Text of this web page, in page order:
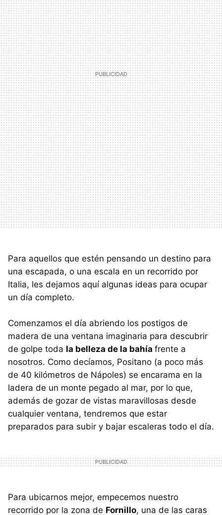
Para aquellos que estén pensando un destino para
una escapada, o una escala en un recorrido por
Italia, les dejamos aquí algunas ideas para ocupar
un día completo.
Comenzamos el día abriendo los postigos de
madera de una ventana imaginaria para descubrir
de golpe toda la belleza de la bahía frente a
nosotros. Como decíamos, Positano (a poco más
de 40 kilómetros de Nápoles) se encarama en la
ladera de un monte pegado al mar, por lo que,
además de gozar de vistas maravillosas desde
cualquier ventana, tendremos que estar
preparados para subir y bajar escaleras todo el día.
Para ubicarnos mejor, empecemos nuestro
recorrido por la zona de Fornillo, una de las caras